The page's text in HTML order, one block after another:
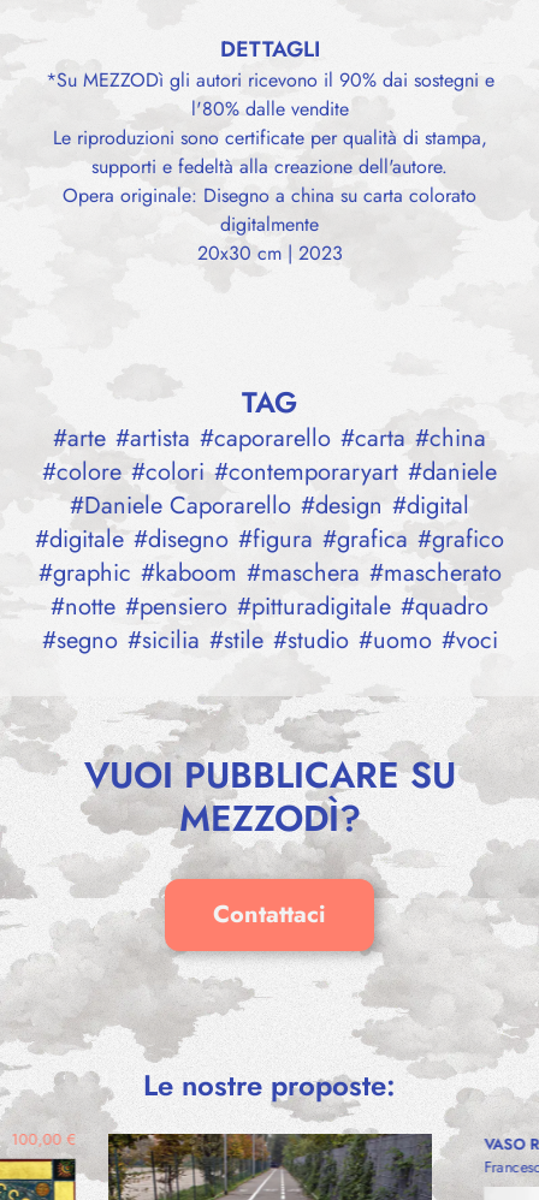
DETTAGLI
*Su MEZZODì gli autori ricevono il 90% dai sostegni e
l'80% dalle vendite
Le riproduzioni sono certificate per qualità di stampa,
supporti e fedeltà alla creazione dell'autore.
Opera originale: Disegno a china su carta colorato
digitalmente
20x30 cm | 2023
TAG
#arte #artista #caporarello #carta #china
#colore #colori #contemporaryart #daniele
#Daniele Caporarello #design #digital
#digitale #disegno #figura #grafica #grafico
#graphic #kaboom #maschera #mascherato
#notte #pensiero #pitturadigitale #quadro
#segno #sicilia #stile #studio #uomo #voci
VUOI PUBBLICARE SU
MEZZODÌ?
Contattaci
Le nostre proposte:
IN THE ROAD
Francesco Re Li
Calzi
35,00
100,00€
VASO
100,00€